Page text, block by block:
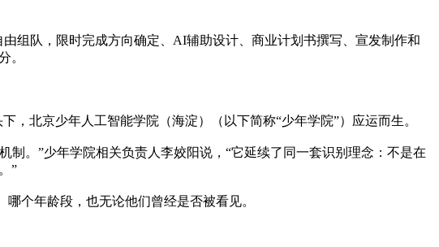
队，限时完成方向确定、AI辅助设计、商业计划书撰写、宣发制作和
。
北京少年人工智能学院（海淀）（以下简称“少年学院”）应运而生。
”少年学院相关负责人李姣阳说，“它延续了同一套识别理念：不是在
”
个年龄段，也无论他们曾经是否被看见。